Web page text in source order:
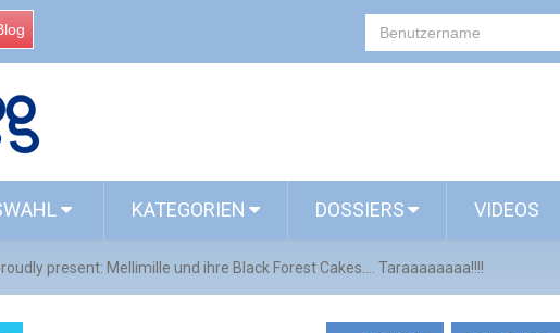
KATEGORIEN DOSSIERS VIDEOS
present: Mellimille und ihre Black Forest Cakes.... Taraaaaaaaa!!!!